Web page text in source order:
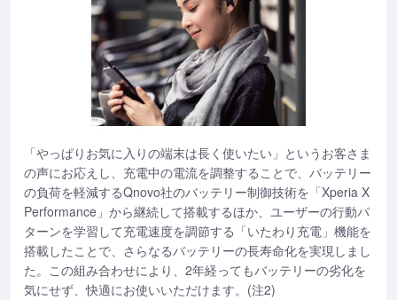
「やっぱりお気に入りの端末は長く使いたい」というお客さま
の声にお応えし、充電中の電流を調整することで、バッテリー
の負荷を軽減するQnovo社のバッテリー制御技術を「Xperia X
Performance」から継続して搭載するほか、ユーザーの行動パ
ターンを学習して充電速度を調節する「いたわり充電」機能を
搭載したことで、さらなるバッテリーの長寿命化を実現しまし
た。この組み合わせにより、2年経ってもバッテリーの劣化を
気にせず、快適にお使いいただけます。(注2)